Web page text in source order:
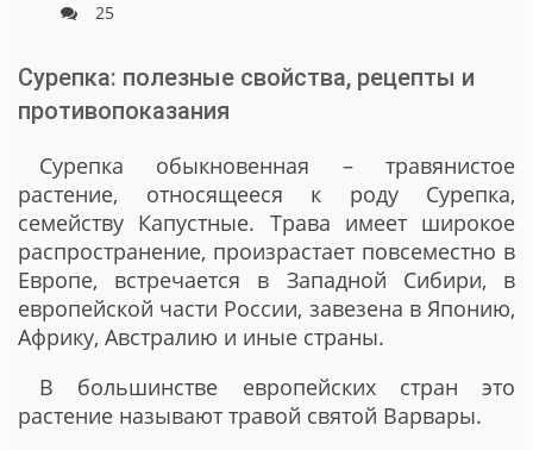
25
Сурепка: полезные свойства, рецепты и
противопоказания
Сурепка обыкновенная – травянистое
растение, относящееся к роду Сурепка,
семейству Капустные. Трава имеет широкое
распространение, произрастает повсеместно в
Европе, встречается в Западной Сибири, в
европейской части России, завезена в Японию,
Африку, Австралию и иные страны.
В большинстве европейских стран это
растение называют травой святой Варвары.